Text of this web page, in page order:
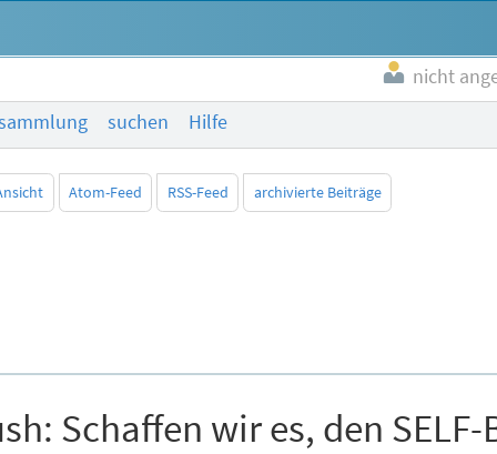
nicht
suchen Hilfe
Atom-Feed RSS-Feed archivierte Beiträge
Schaffen wir es, den